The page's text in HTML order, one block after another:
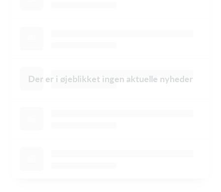
Der er i øjeblikket ingen aktuelle nyheder